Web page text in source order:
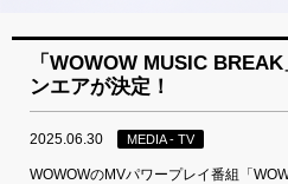
「WOWOW MUSIC
ンエアが決定！
2025.06.30 MEDIA - TV
WOWOWのMVパワープレイ番組「